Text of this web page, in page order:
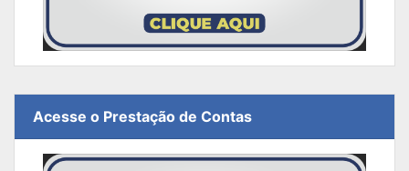
Acesse o Prestação de Contas